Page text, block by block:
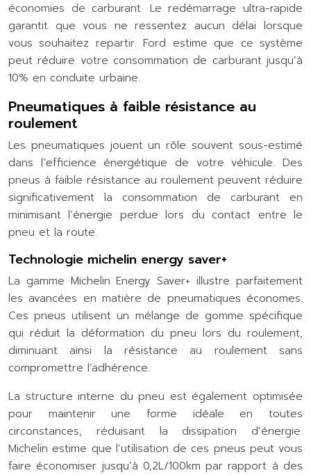
économies de carburant. Le redémarrage ultra-rapide
garantit que vous ne ressentez aucun délai lorsque
vous souhaitez repartir. Ford estime que ce système
peut réduire votre consommation de carburant jusqu’à
10% en conduite urbaine.
Pneumatiques à faible résistance au
roulement
Les pneumatiques jouent un rôle souvent sous-estimé
dans l’efficience énergétique de votre véhicule. Des
pneus à faible résistance au roulement peuvent réduire
significativement la consommation de carburant en
minimisant l’énergie perdue lors du contact entre le
pneu et la route.
Technologie michelin energy saver+
La gamme Michelin Energy Saver+ illustre parfaitement
les avancées en matière de pneumatiques économes.
Ces pneus utilisent un mélange de gomme spécifique
qui réduit la déformation du pneu lors du roulement,
diminuant ainsi la résistance au roulement sans
compromettre l’adhérence.
La structure interne du pneu est également optimisée
pour maintenir une forme idéale en toutes
circonstances, réduisant la dissipation d’énergie.
Michelin estime que l’utilisation de ces pneus peut vous
faire économiser jusqu’à 0,2L/100km par rapport à des